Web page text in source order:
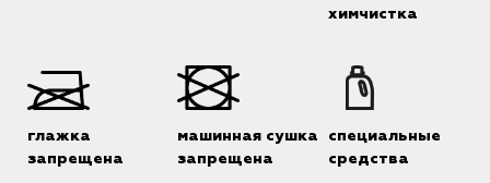
химчистка
глажка
запрещена
машинная сушка
запрещена
специальные
средства